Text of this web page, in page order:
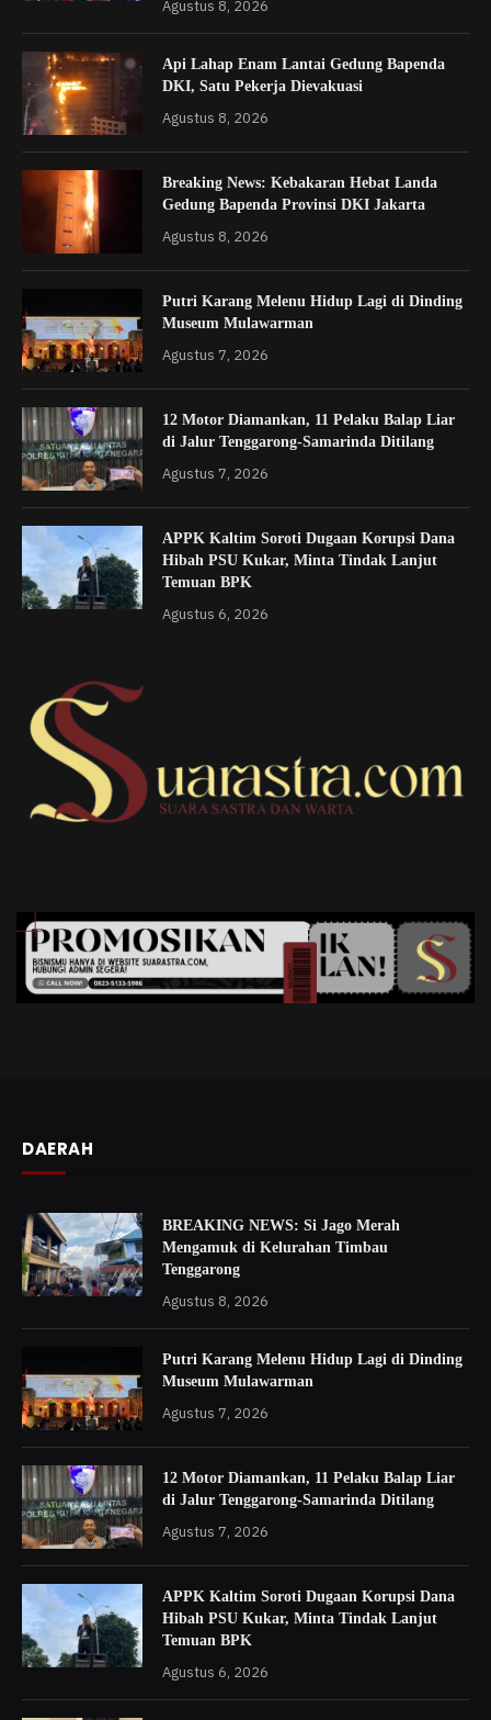
Agustus 8, 2026
Api Lahap Enam Lantai Gedung Bapenda
DKI, Satu Pekerja Dievakuasi
Agustus 8, 2026
Breaking News: Kebakaran Hebat Landa
Gedung Bapenda Provinsi DKI Jakarta
Agustus 8, 2026
Putri Karang Melenu Hidup Lagi di Dinding
Museum Mulawarman
Agustus 7, 2026
12 Motor Diamankan, 11 Pelaku Balap Liar
di Jalur Tenggarong-Samarinda Ditilang
Agustus 7, 2026
APPK Kaltim Soroti Dugaan Korupsi Dana
Hibah PSU Kukar, Minta Tindak Lanjut
Temuan BPK
Agustus 6, 2026
DAERAH
BREAKING NEWS: Si Jago Merah
Mengamuk di Kelurahan Timbau
Tenggarong
Agustus 8, 2026
Putri Karang Melenu Hidup Lagi di Dinding
Museum Mulawarman
Agustus 7, 2026
12 Motor Diamankan, 11 Pelaku Balap Liar
di Jalur Tenggarong-Samarinda Ditilang
Agustus 7, 2026
APPK Kaltim Soroti Dugaan Korupsi Dana
Hibah PSU Kukar, Minta Tindak Lanjut
Temuan BPK
Agustus 6, 2026